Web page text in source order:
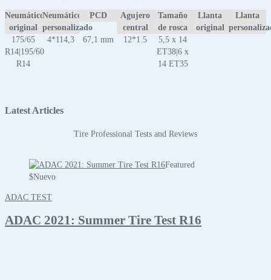
Neumático
original
Neumático
personalizado
PCD
Agujero
central
Tamaño
de rosca
Llanta
original
Llanta
175/65
R14|195/60
R14
4*114,3 67,1 mm 12*1.5
5,5 x 14
ET38|6 x
14 ET35
Latest Articles
Tire Professional Tests and Reviews
Featured
$Nuevo
ADAC TEST
ADAC 2021: Summer Tire Test R16